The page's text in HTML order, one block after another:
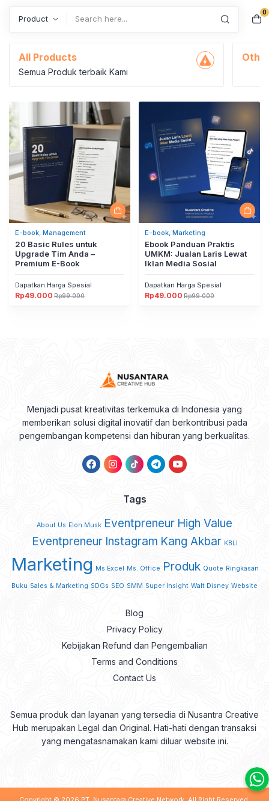
0
E-book
All Products
Semua Produk terbaik Kami
E-book, Management
20 Basic Rules untuk
Upgrade Tim Anda –
Premium E-Book
Dapatkan Harga Spesial
Rp99.000
Original
Rp49.000
Current
E-book, Marketing
Ebook Panduan Praktis
UMKM: Jualan Laris Lewat
Iklan Media Sosial
Dapatkan Harga Spesial
Rp99.000
Original
Rp49.000
Current
Menjadi pusat kreativitas terkemuka di Indonesia yang
memberikan solusi digital inovatif dan berkontribusi pada
pengembangan kompetensi dan hiburan yang berkualitas.
Tags
About Us Elon Musk Eventpreneur High Value
Eventpreneur Instagram Kang Akbar KBLI
Marketing Ms.Excel Ms. Office Produk Quote Ringkasan
Buku Sales & Marketing SDGs SEO SMM Super Insight Walt Disney Website
Blog
Privacy Policy
Kebijakan Refund dan Pengembalian
Terms and Conditions
Contact Us
Semua produk dan layanan yang tersedia di Nusantra Creative
Hub merupakan Legal dan Original. Hati-hati dengan transaksi
yang mengatasnamakan kami diluar website ini.
Copyright © 2026PT. Nusantara Creative Network. All Right Reserved.